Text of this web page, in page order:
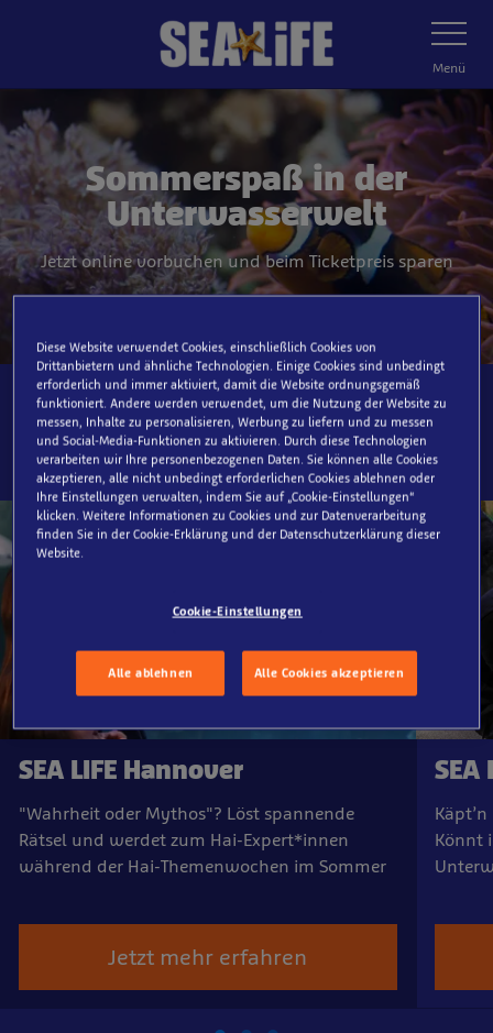
Navigation
Menü
Sommerspaß in der
Unterwasserwelt
Jetzt online vorbuchen und beim Ticketpreis sparen
Welches SEA LIFE möchtest du
besuchen?
SEA LIFE Hannover
"Wahrheit oder Mythos"? Löst spannende
Rätsel und werdet zum Hai-Expert*innen
während der Hai-Themenwochen im Sommer
Jetzt mehr erfahren
SEA
Könnt
Diese Website verwendet Cookies, einschließlich Cookies von
Drittanbietern und ähnliche Technologien. Einige Cookies sind unbedingt
erforderlich und immer aktiviert, damit die Website ordnungsgemäß
funktioniert. Andere werden verwendet, um die Nutzung der Website zu
messen, Inhalte zu personalisieren, Werbung zu liefern und zu messen
und Social-Media-Funktionen zu aktivieren. Durch diese Technologien
verarbeiten wir Ihre personenbezogenen Daten. Sie können alle Cookies
akzeptieren, alle nicht unbedingt erforderlichen Cookies ablehnen oder
Ihre Einstellungen verwalten, indem Sie auf „Cookie-Einstellungen“
klicken. Weitere Informationen zu Cookies und zur Datenverarbeitung
finden Sie in der Cookie-Erklärung und der Datenschutzerklärung dieser
Website.
Cookie-Einstellungen
Alle ablehnen Alle Cookies akzeptieren